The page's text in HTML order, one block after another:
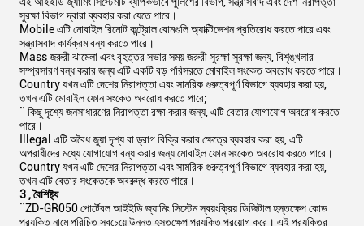
সুরক্ষা বিভাগ দ্বারা ব্যবহার করা যেতে পারে।
Mobile এটি মোবাইল রিমোট কন্ট্রোল বোমগুলি অ্যাক্টিভেশন প্রতিরোধ করতে পারে এবং
সন্ত্রাসবাদ কার্যক্রম বন্ধ করতে পারে।
Mass জরুরী ঝামেলা এবং বৃহত্তর সভার সময় জরুরী সুরক্ষা সুরক্ষা জন্য, বিশৃঙ্খলার
সম্প্রসারণ বন্ধ করার জন্য এটি একটি বড় পরিসরতে মোবাইল সংকেত অবরোধ করতে পারে।
Country যখন এটি দেশের নিরাপত্তা এবং সামরিক গুরুত্বপূর্ণ বিভাগে ব্যবহার করা হয়,
তখন এটি মোবাইল ফোন সংকেত অবরোধ করতে পারে;
¨ কিছু দৃশ্যে জনসাধারণের নিরাপত্তা রক্ষা করার জন্য, এটি বেতার যোগাযোগ অবরোধ করতে
পারে।
Illegal এটি অবৈধ জুয়া দৃশ্য বা ড্রাগ বিক্রি করার ক্ষেত্রে ব্যবহার করা হয়, এটি
অপরাধীদের মধ্যে যোগাযোগ বন্ধ করার জন্য মোবাইল ফোন সংকেত অবরোধ করতে পারে।
Country যখন এটি দেশের নিরাপত্তা এবং সামরিক গুরুত্বপূর্ণ বিভাগে ব্যবহার করা হয়,
তখন এটি বেতার সংকেতকে অবরুদ্ধ করতে পারে।
3, বৈশিষ্ট্য
¨ZD-GR050 পোর্টেবল আইইডি জ্যামিং সিস্টেম স্বয়ংক্রিয় ডিজিটাল হস্তক্ষেপ কোড
প্রযুক্তি নামে পরিচিত সবচেয়ে উন্নত হস্তক্ষেপ প্রযুক্তি প্রয়োগ করে। এই প্রযুক্তির